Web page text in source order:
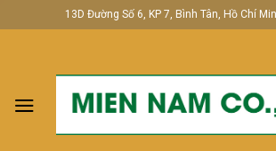
to
13D Đường Số 6, KP 7, Bình Tân, Hồ Chí